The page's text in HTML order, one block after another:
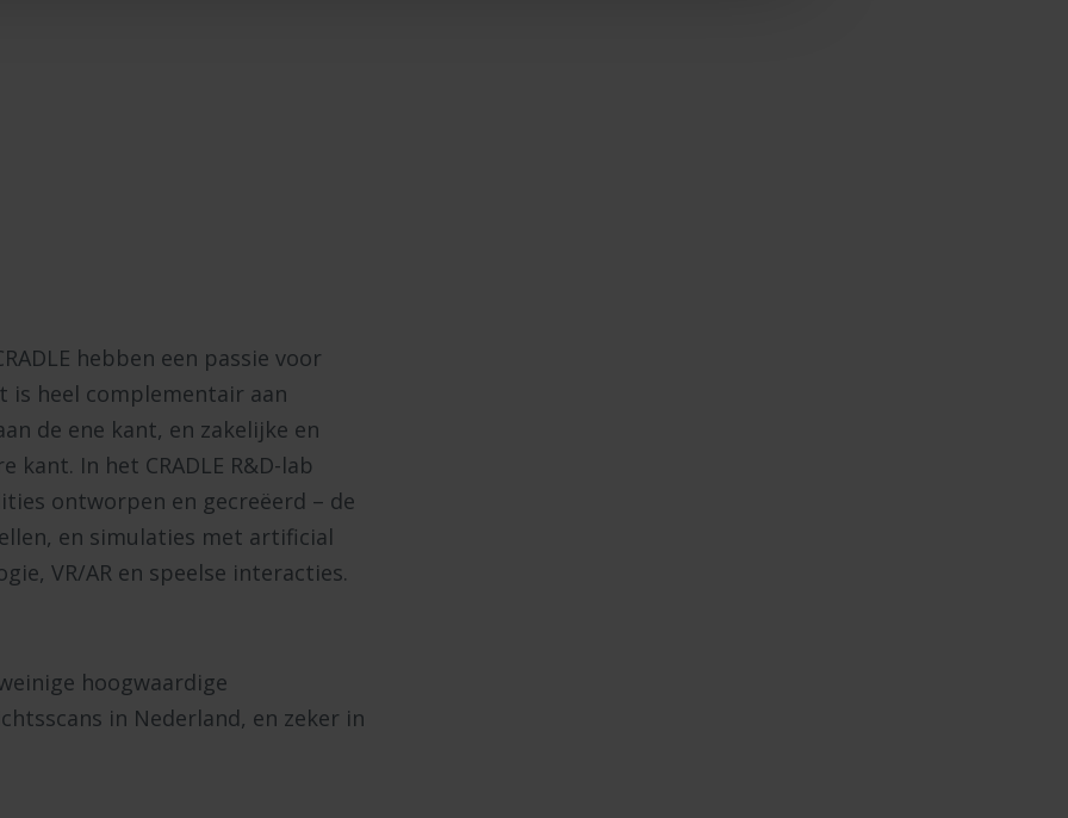
hebben een passie voor
is heel complementair aan
de ene kant, en zakelijke en
kant. In het CRADLE R&D-lab
ontworpen en gecreëerd – de
en simulaties met artificial
VR/AR en speelse interacties.
hoogwaardige
in Nederland, en zeker in